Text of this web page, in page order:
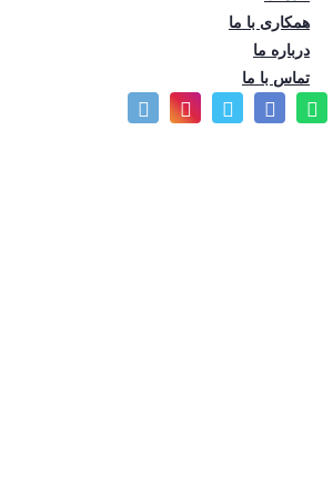
همکاری با ما
درباره ما
تماس با ما
تعداد بازدید: 458